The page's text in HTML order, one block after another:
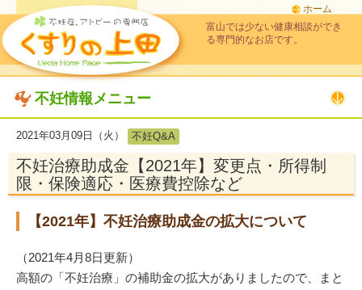
ホーム
富山では少ない健康相談ができ
る専門的なお店です。
不妊情報メニュー
2021年03月09日（火） 不妊Q&A
不妊治療助成金【2021年】変更点・所得制
限・保険適応・医療費控除など
【2021年】不妊治療助成金の拡大について
（2021年4月8日更新）
高額の「不妊治療」の補助金の拡大がありましたので、まと